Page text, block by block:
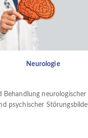
Neurologie
Behandlung
psychischer